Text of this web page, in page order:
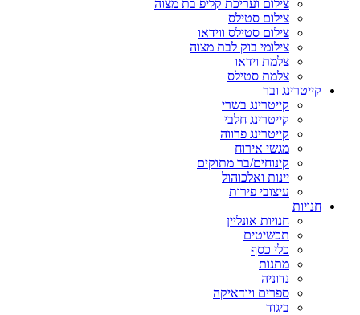
צילום ועריכת קליפ בת מצוה
צילום סטילס
צילום סטילס ווידאו
צילומי בוק לבת מצוה
צלמת וידאו
צלמת סטילס
קייטרינג ובר
קייטרינג בשרי
קייטרינג חלבי
קייטרינג פרווה
מגשי אירוח
קינוחים/בר מתוקים
יינות ואלכוהול
עיצובי פירות
חנויות
חנויות אונליין
תכשיטים
כלי כסף
מתנות
נדוניה
ספרים ויודאיקה
ביגוד